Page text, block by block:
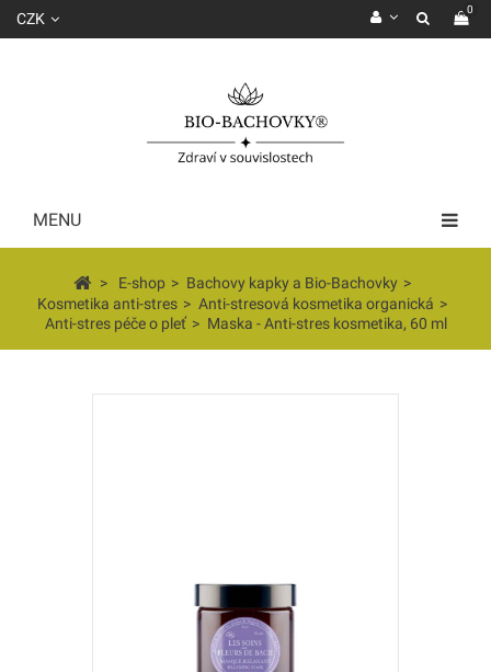
0
CZK
MENU
> E-shop > Bachovy kapky a Bio-Bachovky >
Kosmetika anti-stres > Anti-stresová kosmetika organická >
Anti-stres péče o pleť > Maska - Anti-stres kosmetika, 60 ml